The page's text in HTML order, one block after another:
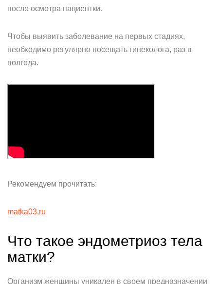
после осмотра пациентки.
Чтобы выявить заболевание на первых стадиях,
необходимо регулярно посещать гинеколога, раз в
полгода.
Рекомендуем прочитать:
matka03.ru
Что такое эндометриоз тела
матки?
Организм женщины уникален в своем предназначении